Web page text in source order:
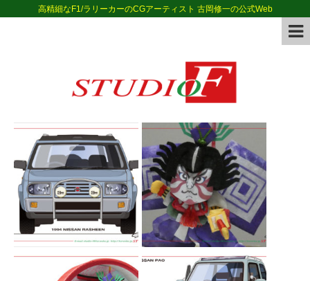
高精細なF1/ラリーカーのCGアーティスト 古岡修一の公式Web